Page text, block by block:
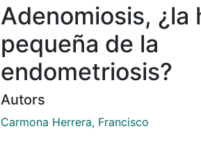
Adenomiosis, ¿la
pequeña de la
endometriosis?
Autors
Carmona Herrera, Francisco